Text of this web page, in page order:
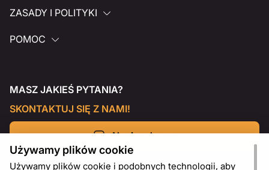
ZASADY I POLITYKI
POMOC
MASZ JAKIEŚ PYTANIA?
SKONTAKTUJ SIĘ Z NAMI!
Napisz do nas
Używamy plików cookie
Używamy plików cookie i podobnych technologii, aby